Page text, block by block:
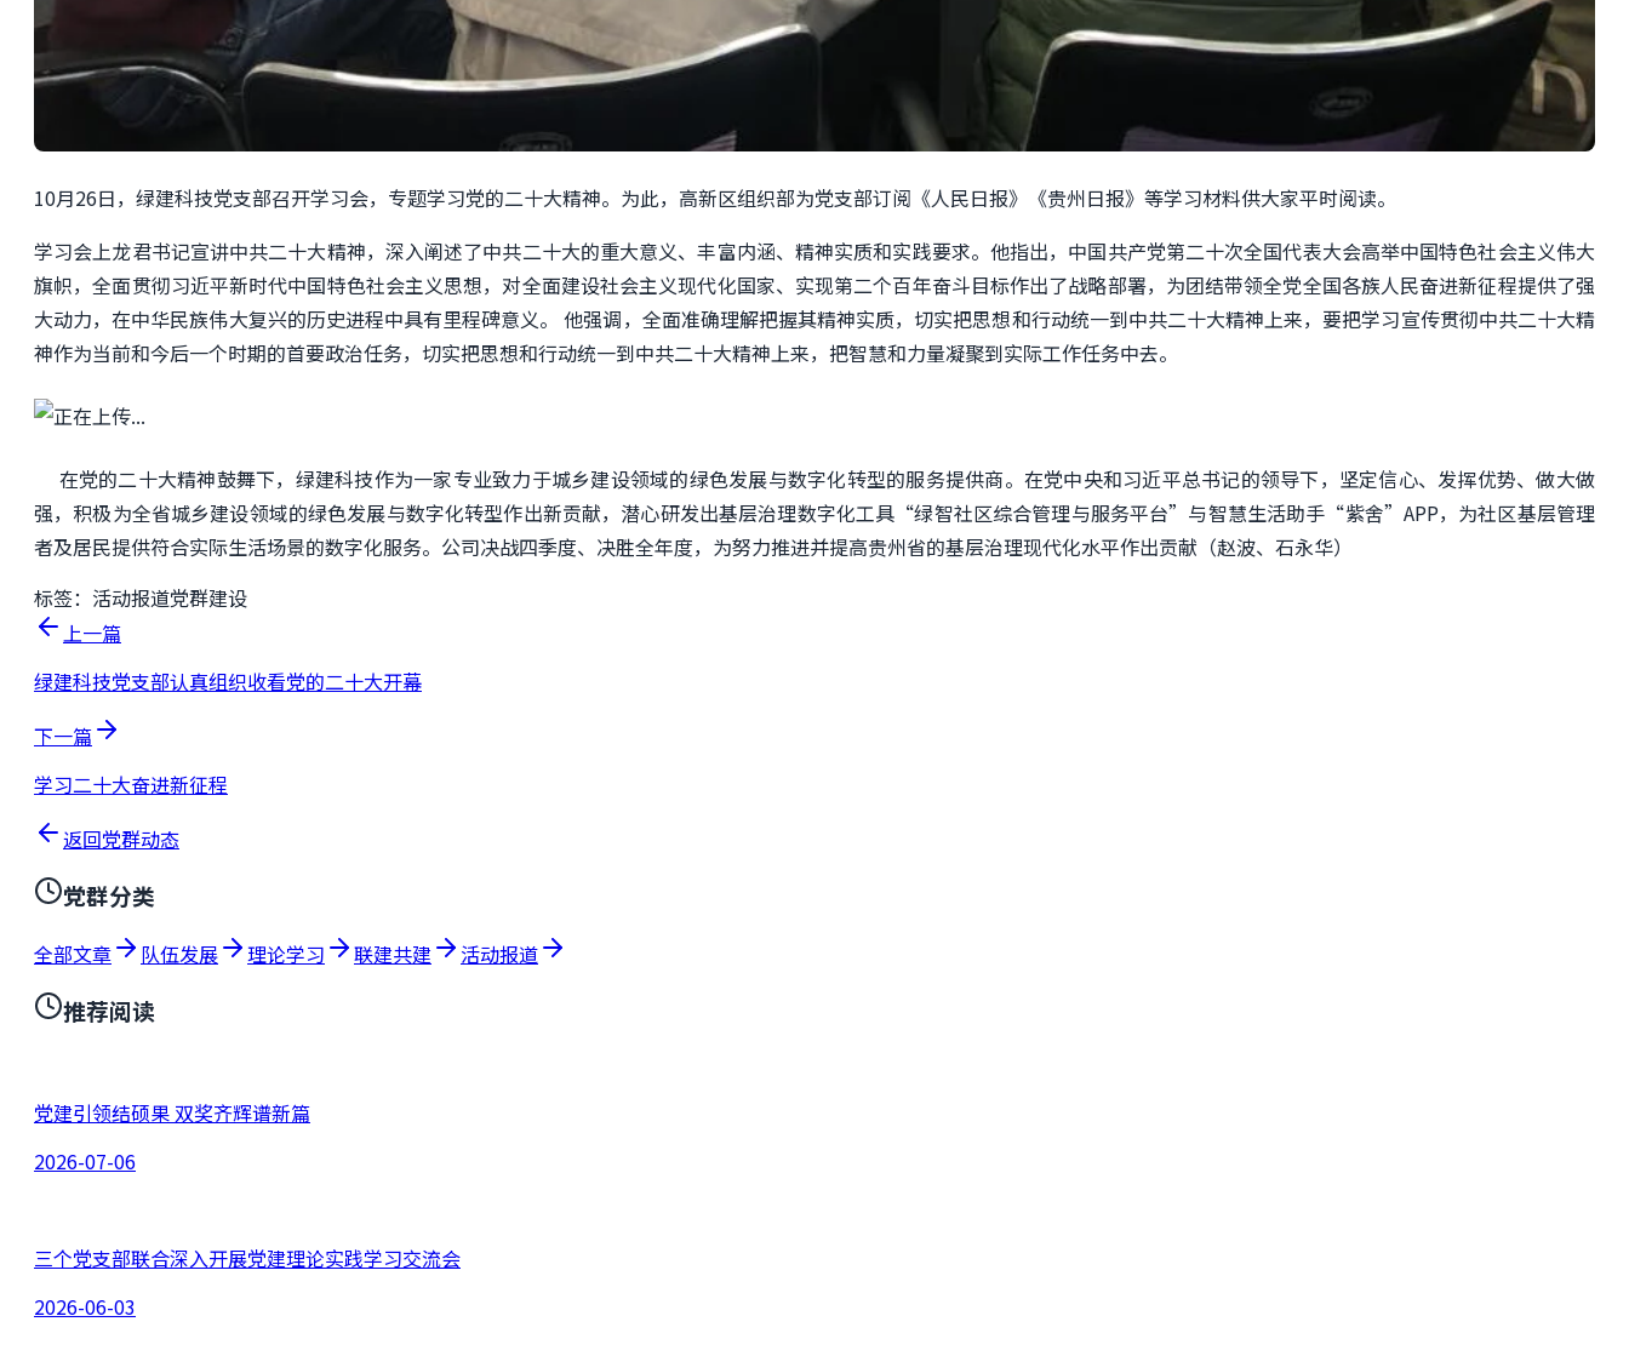
10月26日，绿建科技党支部召开学习会，专题学习党的二十大精神。为此，高新区组织部为党支部订阅《人民日报》《贵州日报》等学习材料供大家平时阅读。
学习会上龙君书记宣讲中共二十大精神，深入阐述了中共二十大的重大意义、丰富内涵、精神实质和实践要求。他指出，中国共产党第二十次全国代表大会高举中国特色社会主义伟大
旗帜，全面贯彻习近平新时代中国特色社会主义思想，对全面建设社会主义现代化国家、实现第二个百年奋斗目标作出了战略部署，为团结带领全党全国各族人民奋进新征程提供了强
大动力，在中华民族伟大复兴的历史进程中具有里程碑意义。 他强调，全面准确理解把握其精神实质，切实把思想和行动统一到中共二十大精神上来，要把学习宣传贯彻中共二十大精
神作为当前和今后一个时期的首要政治任务，切实把思想和行动统一到中共二十大精神上来，把智慧和力量凝聚到实际工作任务中去。
在党的二十大精神鼓舞下，绿建科技作为一家专业致力于城乡建设领域的绿色发展与数字化转型的服务提供商。在党中央和习近平总书记的领导下，坚定信心、发挥优势、做大做
强，积极为全省城乡建设领域的绿色发展与数字化转型作出新贡献，潜心研发出基层治理数字化工具“绿智社区综合管理与服务平台”与智慧生活助手“紫舍”APP，为社区基层管理
者及居民提供符合实际生活场景的数字化服务。公司决战四季度、决胜全年度，为努力推进并提高贵州省的基层治理现代化水平作出贡献（赵波、石永华）
标签： 活动报道党群建设
上一篇
绿建科技党支部认真组织收看党的二十大开幕
下一篇
学习二十大奋进新征程
返回党群动态
党群分类
全部文章 队伍发展 理论学习 联建共建 活动报道
推荐阅读
党建引领结硕果 双奖齐辉谱新篇
2026-07-06
三个党支部联合深入开展党建理论实践学习交流会
2026-06-03